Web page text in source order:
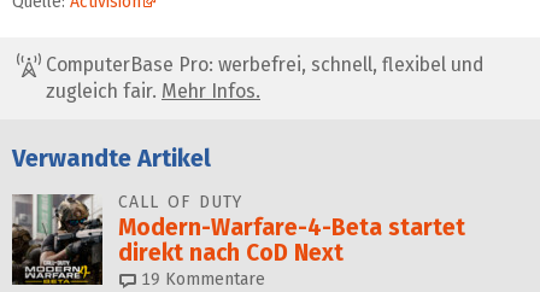
ComputerBase Pro: werbefrei, schnell, flexibel und
zugleich fair. Mehr Infos.
Verwandte Artikel
CALL OF DUTY
Modern-Warfare-4-Beta startet
direkt nach CoD Next
19 Kommentare